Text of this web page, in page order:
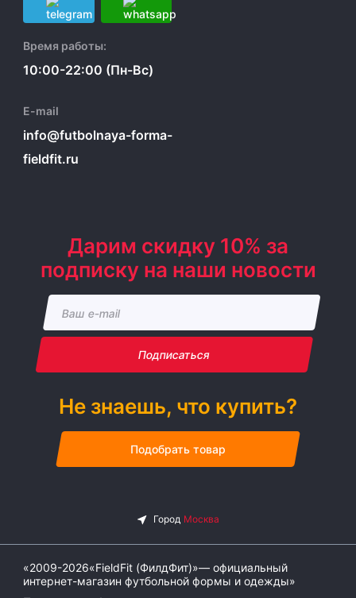
Время работы:
10:00-22:00 (Пн-Вс)
E-mail
info@futbolnaya-forma-
fieldfit.ru
Дарим скидку 10% за
подписку на наши новости
Подписаться
Не знаешь, что купить?
Подобрать товар
«2009-2026«FieldFit (ФилдФит)»— официальный
интернет-магазин футбольной формы и одежды»